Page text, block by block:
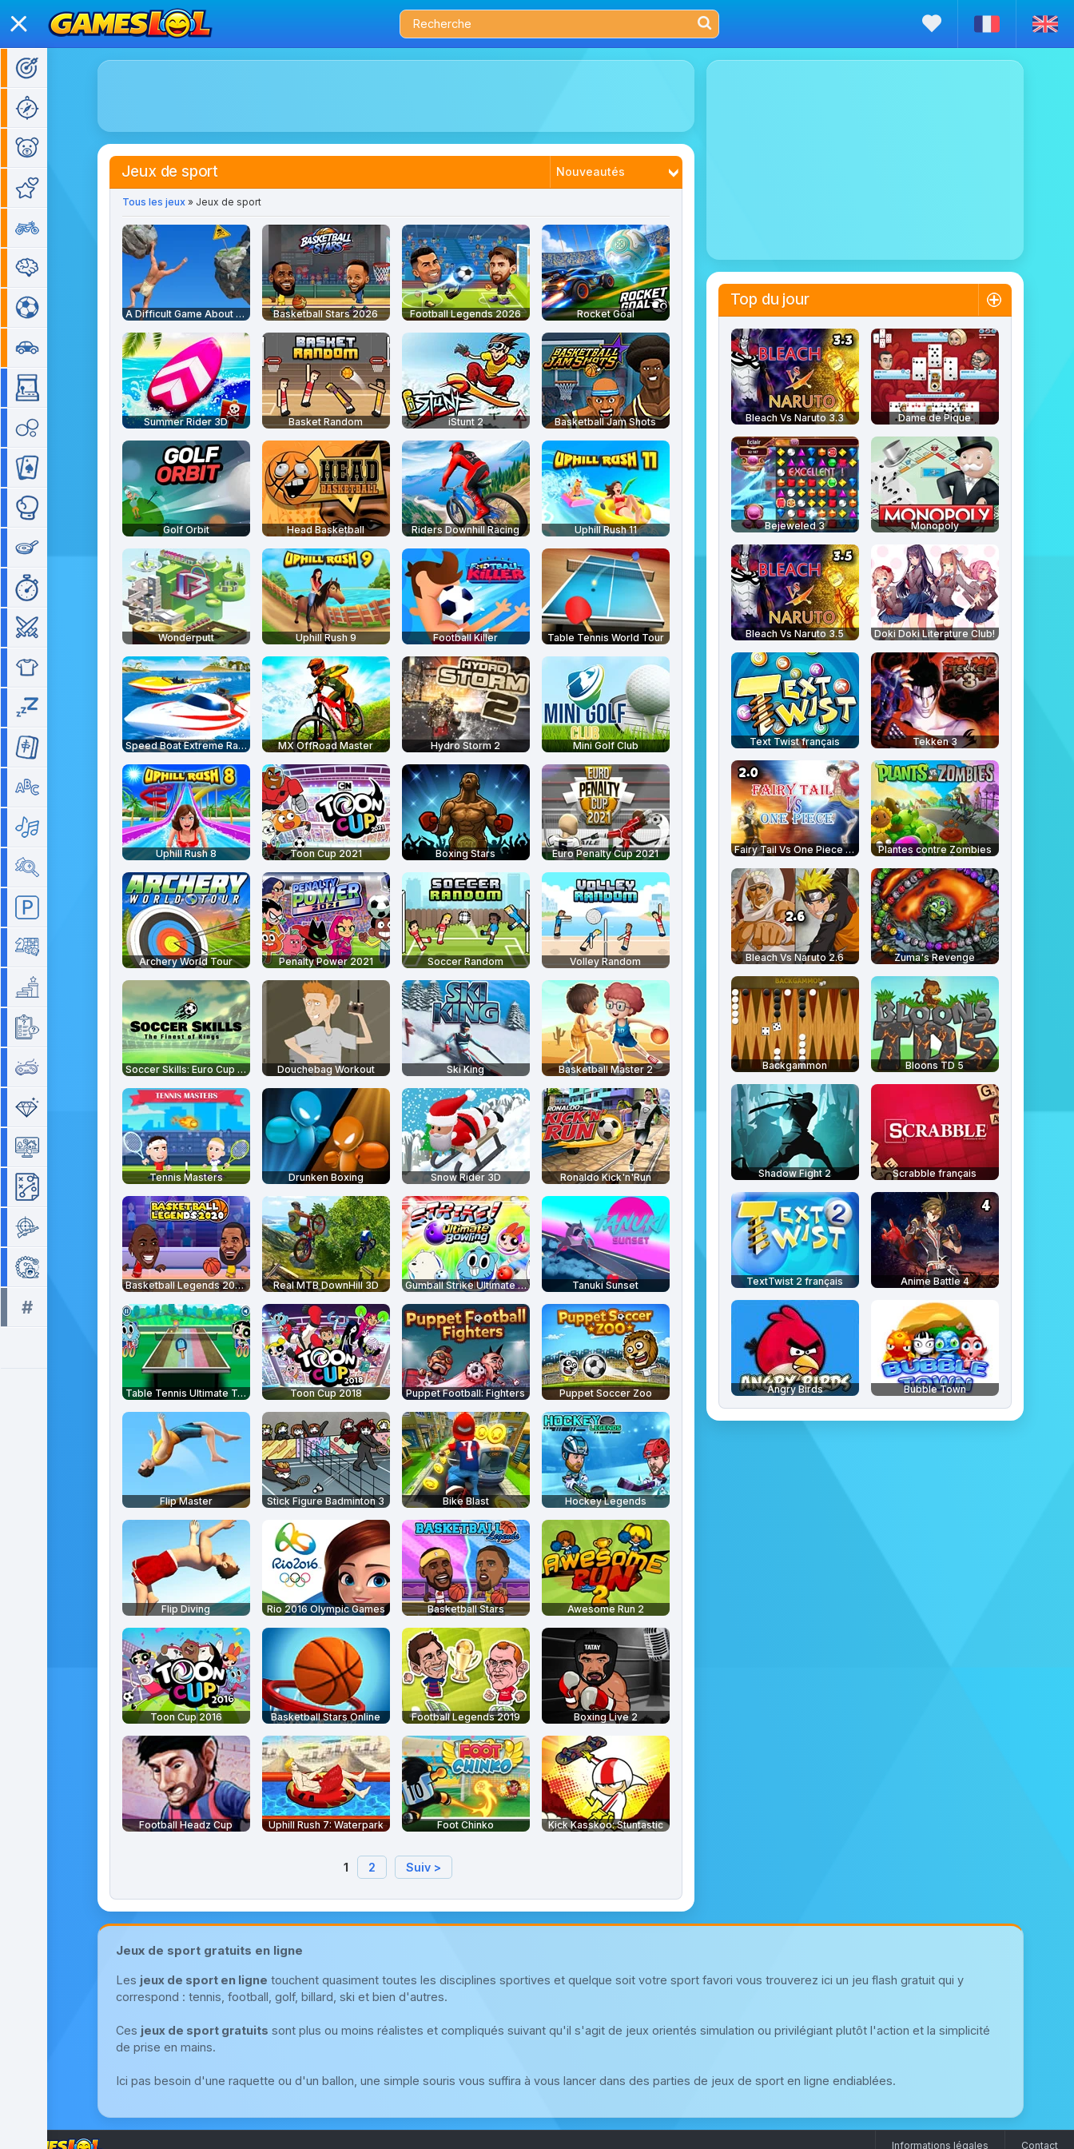
Jeux d'action
Jeux pour enfants
Jeux de fille
Jeux de moto
Jeux de sport
Jeux de voiture
Gestion de temps
# Tous les tags >>
Jeux de sport Nouveautés
Plus joués
Mieux notés
Tous les jeux» Jeux de sport
A Difficult Game About Climbing Basketball Stars 2026 Football Legends 2026 Rocket Goal
Summer Rider 3D Basket Random iStunt 2 Basketball Jam Shots
Golf Orbit Head Basketball Riders Downhill Racing Uphill Rush 11
Wonderputt Uphill Rush 9 Football Killer Table Tennis World Tour
Speed Boat Extreme Racing MX OffRoad Master Hydro Storm 2 Mini Golf Club
Uphill Rush 8 Toon Cup 2021 Boxing Stars Euro Penalty Cup 2021
Archery World Tour Penalty Power 2021 Soccer Random Volley Random
Soccer Skills: Euro Cup 2021 Douchebag Workout Ski King Basketball Master 2
Tennis Masters Drunken Boxing Snow Rider 3D Ronaldo Kick'n'Run
Basketball Legends 2020 Real MTB DownHill 3D Gumball Strike Ultimate Bowling Tanuki Sunset
Table Tennis Ultimate Tournament Toon Cup 2018 Puppet Football: Fighters Puppet Soccer Zoo
Flip Master Stick Figure Badminton 3 Bike Blast Hockey Legends
Flip Diving Rio 2016 Olympic Games Basketball Stars Awesome Run 2
Toon Cup 2016 Basketball Stars Online Football Legends 2019 Boxing Live 2
Football Headz Cup Uphill Rush 7: Waterpark Foot Chinko Kick Kasskoo: Stuntastic
1 2 Suiv >
Top du jour
Bleach Vs Naruto 3.3 Dame de Pique
Bejeweled 3 Monopoly
Bleach Vs Naruto 3.5 Doki Doki Literature Club!
Text Twist français Tekken 3
Fairy Tail Vs One Piece 2.0 Plantes contre Zombies
Bleach Vs Naruto 2.6 Zuma's Revenge
Backgammon Bloons TD 5
Shadow Fight 2 Scrabble français
TextTwist 2 français Anime Battle 4
Angry Birds Bubble Town
Jeux de sport gratuits en ligne
Les jeux de sport en ligne touchent quasiment toutes les disciplines sportives et quelque soit votre sport favori vous trouverez ici un jeu flash gratuit qui y
correspond : tennis, football, golf, billard, ski et bien d'autres.
Ces jeux de sport gratuits sont plus ou moins réalistes et compliqués suivant qu'il s'agit de jeux orientés simulation ou privilégiant plutôt l'action et la simplicité
de prise en mains.
Ici pas besoin d'une raquette ou d'un ballon, une simple souris vous suffira à vous lancer dans des parties de jeux de sport en ligne endiablées.
Informations légales Contact